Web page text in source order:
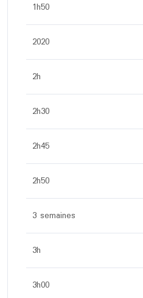
1h50
2020
2h
2h30
2h45
2h50
3 semaines
3h
3h00